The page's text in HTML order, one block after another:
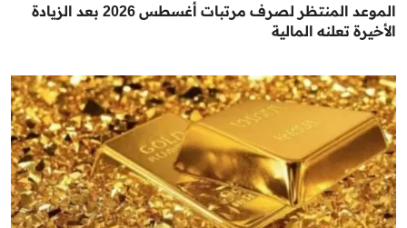
الموعد المنتظر لصرف مرتبات أغسطس 2026 بعد الزيادة
الأخيرة تعلنه المالية